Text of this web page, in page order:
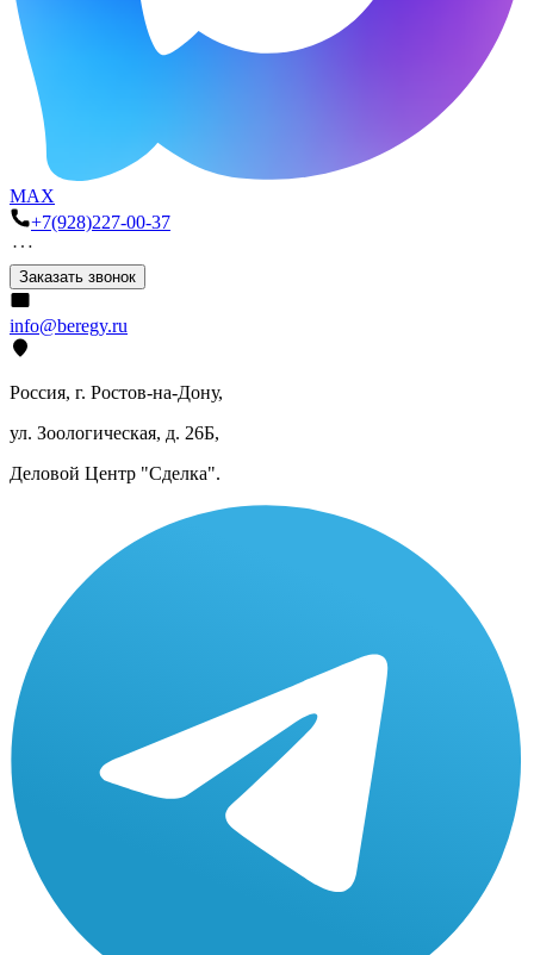
MAX
+7(928)227-00-37
Заказать звонок
info@beregy.ru
Россия, г. Ростов-на-Дону,
ул. Зоологическая, д. 26Б,
Деловой Центр "Сделка".